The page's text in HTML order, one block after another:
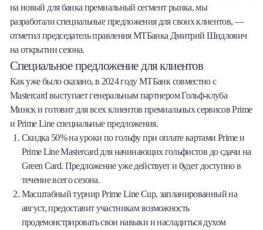
на новый для банка премиальный сегмент рынка, мы
разработали специальные предложения для своих клиентов, —
отметил председатель правления МТБанка Дмитрий Шидлович
на открытии сезона.
Специальное предложение для клиентов
Как уже было сказано, в 2024 году МТБанк совместно с
Mastercard выступает генеральным партнером Гольф-клуба
Минск и готовит для всех клиентов премиальных сервисов Prime
и Prime Line специальные предложения.
Скидка 50% на уроки по гольфу при оплате картами Prime и
Prime Line Mastercard для начинающих гольфистов до сдачи на
Green Card. Предложение уже действует и будет доступно в
течение всего сезона.
Масштабный турнир Prime Line Cup, запланированный на
август, предоставит участникам возможность
продемонстрировать свои навыки и насладиться духом